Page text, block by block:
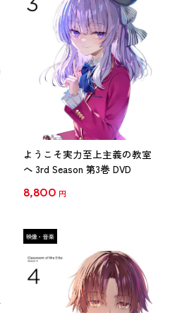
ようこそ実力至上主義の教室
へ 3rd Season 第3巻 DVD
8,800 円